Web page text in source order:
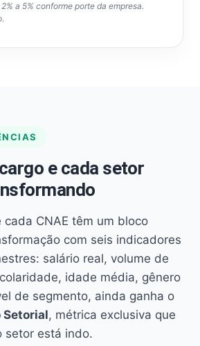
a 5% conforme porte da empresa.
e cada setor
cada CNAE têm um bloco
com seis indicadores
salário real, volume de
idade média, gênero
de segmento, ainda ganha o
Setorial, métrica exclusiva que
setor está indo.